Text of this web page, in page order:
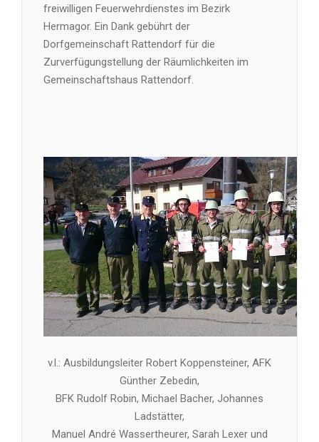
freiwilligen Feuerwehrdienstes im Bezirk
Hermagor. Ein Dank gebührt der
Dorfgemeinschaft Rattendorf für die
Zurverfügungstellung der Räumlichkeiten im
Gemeinschaftshaus Rattendorf.
v.l.: Ausbildungsleiter Robert Koppensteiner, AFK
Günther Zebedin,
BFK Rudolf Robin, Michael Bacher, Johannes
Ladstätter,
Manuel André Wassertheurer, Sarah Lexer und